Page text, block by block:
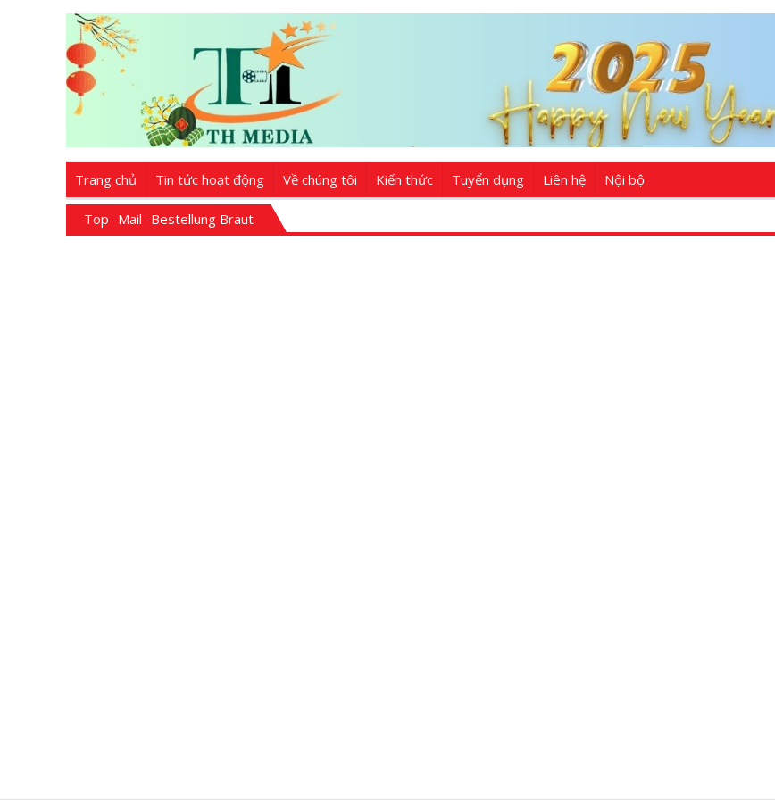
Trang chủ Tin tức hoạt động Về chúng tôi Kiến thức Tuyển dụng Liên hệ Nội bộ
Top -Mail -Bestellung Braut